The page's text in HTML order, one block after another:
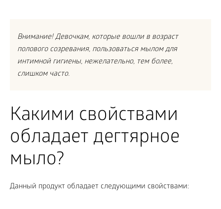
Внимание! Девочкам, которые вошли в возраст
полового созревания, пользоваться мылом для
интимной гигиены, нежелательно, тем более,
слишком часто.
Какими свойствами
обладает дегтярное
мыло?
Данный продукт обладает следующими свойствами: